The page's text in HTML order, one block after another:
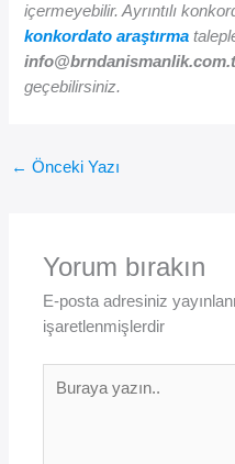
içermeyebilir. Ayrıntılı
konkordato araştırma
geçebilirsiniz.
← Önceki Yazı
Yorum bırakın
E-posta adresiniz
işaretlenmişlerdir
yazın..